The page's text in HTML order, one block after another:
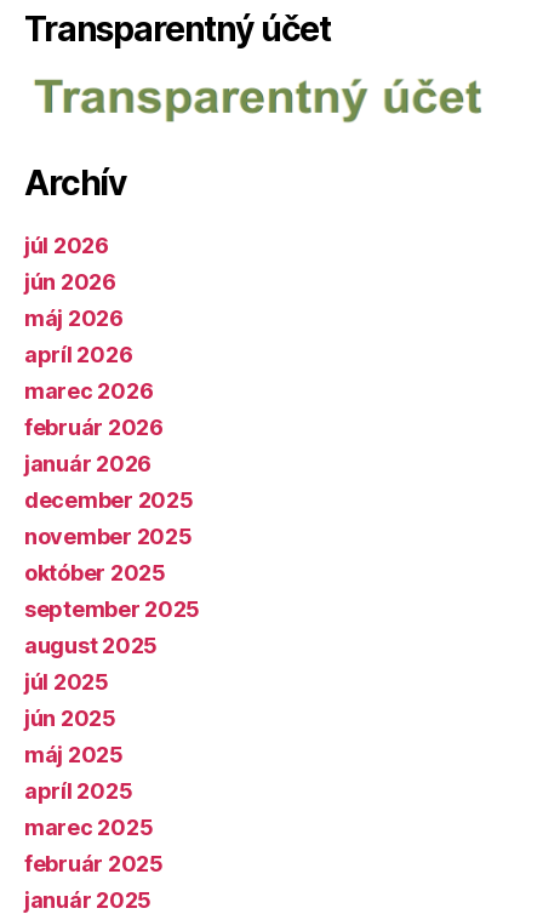
Transparentný účet
Archív
júl 2026
jún 2026
máj 2026
apríl 2026
marec 2026
február 2026
január 2026
december 2025
november 2025
október 2025
september 2025
august 2025
júl 2025
jún 2025
máj 2025
apríl 2025
marec 2025
február 2025
január 2025